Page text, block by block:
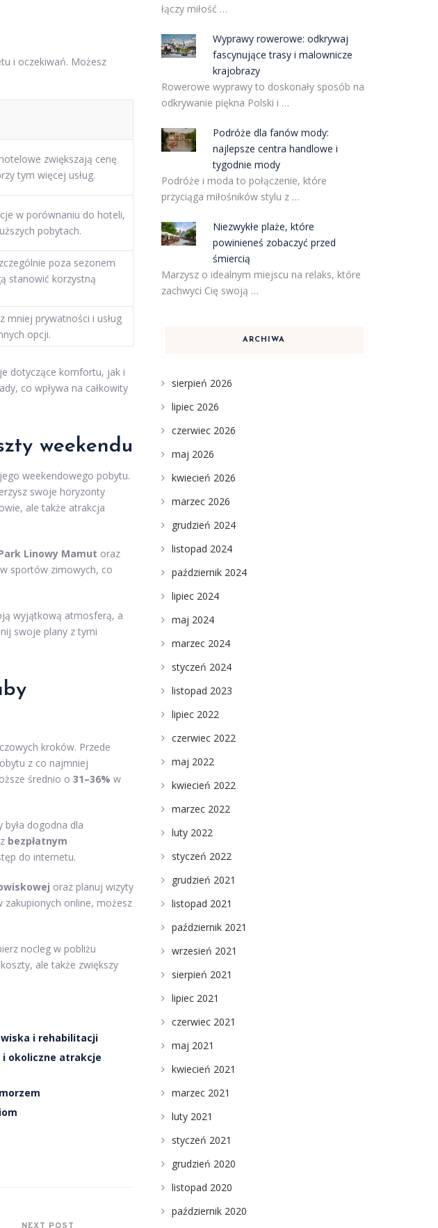
i oczekiwań. Możesz
zwiększają cenę
tym więcej usług.
w porównaniu do hoteli,
pobytach.
poza sezonem
stanowić korzystną
mniej prywatności i usług
opcji.
dotyczące komfortu, jak i
co wpływa na całkowity
weekendu
weekendowego pobytu.
swoje horyzonty
ale także atrakcja
Linowy Mamut oraz
sportów zimowych, co
wyjątkową atmosferą, a
swoje plany z tymi
kroków. Przede
z co najmniej
średnio o 31–36% w
dogodna dla
bezpłatnym
do internetu.
oraz planuj wizyty
zakupionych online, możesz
nocleg w pobliżu
ale także zwiększy
i rehabilitacji
i okoliczne atrakcje
NEXT POST
łączy miłość …
Wyprawy rowerowe: odkrywaj
fascynujące trasy i malownicze
krajobrazy
Rowerowe wyprawy to doskonały sposób na
odkrywanie piękna Polski i …
Podróże dla fanów mody:
najlepsze centra handlowe i
tygodnie mody
Podróże i moda to połączenie, które
przyciąga miłośników stylu z …
Niezwykłe plaże, które
powinieneś zobaczyć przed
śmiercią
Marzysz o idealnym miejscu na relaks, które
zachwyci Cię swoją …
ARCHIWA
sierpień 2026
lipiec 2026
czerwiec 2026
maj 2026
kwiecień 2026
marzec 2026
grudzień 2024
listopad 2024
październik 2024
lipiec 2024
maj 2024
marzec 2024
styczeń 2024
listopad 2023
lipiec 2022
czerwiec 2022
maj 2022
kwiecień 2022
marzec 2022
luty 2022
styczeń 2022
grudzień 2021
listopad 2021
październik 2021
wrzesień 2021
sierpień 2021
lipiec 2021
czerwiec 2021
maj 2021
kwiecień 2021
marzec 2021
luty 2021
styczeń 2021
grudzień 2020
listopad 2020
październik 2020